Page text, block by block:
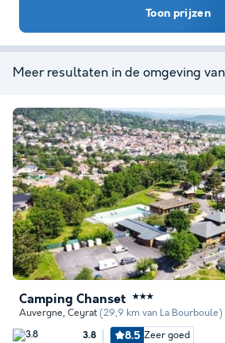
Toon prijzen
Meer resultaten in de omgeving
Camping Chanset ★★★
Auvergne, Ceyrat (29,9 km van La Bourboule)
3.8 8.5 Zeer goed